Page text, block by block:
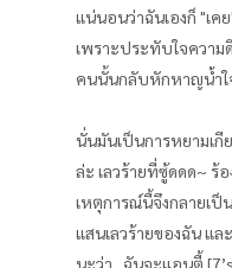
แน่นอนว่าฉันเองก็ "เค
เพราะประทับใจความ
คนนั้นกลับหักหาญน้ำใ
นั่นมันเป็นการหยามเกี
ล่ะ เลวร้ายที่ซู้ดดด~ ร้
เหตุการณ์นี้จึงกลายเ
แสนเลวร้ายของฉัน แ
นะว่า...ฉันจะแอนตี้